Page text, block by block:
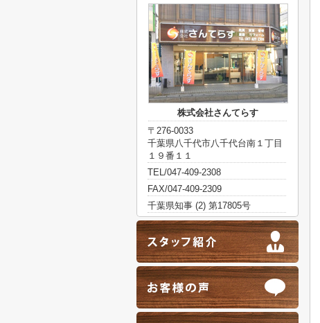
株式会社さんてらす
〒276-0033
千葉県八千代市八千代台南１丁目
１９番１１
TEL/047-409-2308
FAX/047-409-2309
千葉県知事 (2) 第17805号